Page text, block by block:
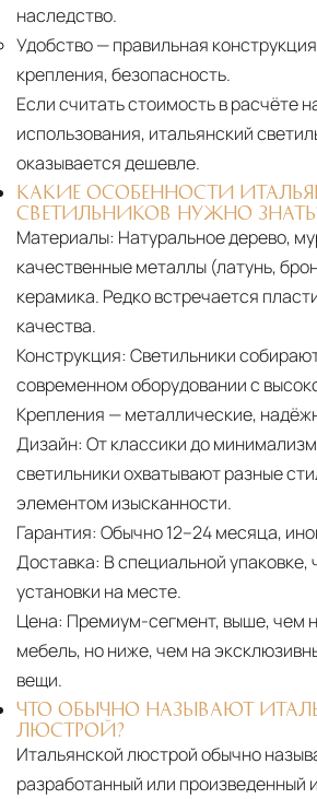
наследство.
Удобство— правильная
крепления, безопасность.
Если считать стоимость в расчёте
использования, итальянский
оказывается дешевле.
КАКИЕ ОСОБЕННОСТИ
СВЕТИЛЬНИКОВ НУЖНО
Материалы: Натуральное дерево,
качественные металлы (латунь,
керамика. Редко встречается
качества.
Конструкция: Светильники
современном оборудовании с
Крепления — металлические,
Дизайн: От классики до
светильники охватывают разные
элементом изысканности.
Гарантия: Обычно 12–24 месяца,
Доставка: В специальной упаковке,
установки на месте.
Цена: Премиум-сегмент, выше, чем
мебель, но ниже, чем на
вещи.
ЧТО ОБЫЧНО НАЗЫВАЮТ
ЛЮСТРОЙ?
Итальянской люстрой обычно
разработанный или произведенный